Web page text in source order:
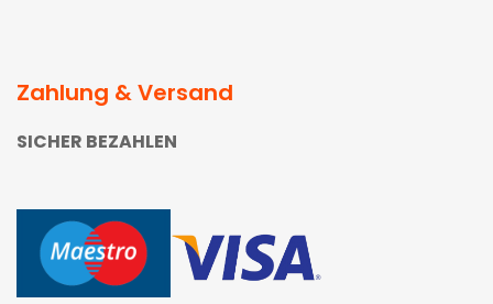
Zahlung & Versand
SICHER BEZAHLEN